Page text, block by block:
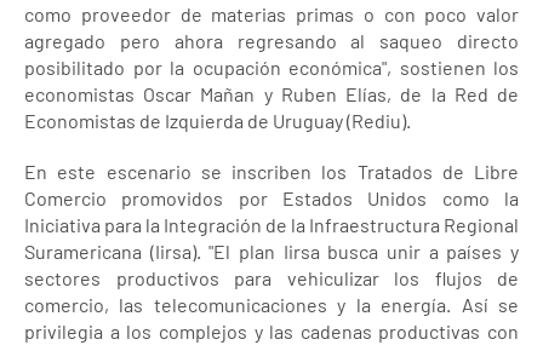
como proveedor de materias primas o con poco valor
agregado pero ahora regresando al saqueo directo
posibilitado por la ocupación económica", sostienen los
economistas Oscar Mañan y Ruben Elías, de la Red de
Economistas de Izquierda de Uruguay (Rediu).
En este escenario se inscriben los Tratados de Libre
Comercio promovidos por Estados Unidos como la
Iniciativa para la Integración de la Infraestructura Regional
Suramericana (Iirsa). "El plan Iirsa busca unir a países y
sectores productivos para vehiculizar los flujos de
comercio, las telecomunicaciones y la energía. Así se
privilegia a los complejos y las cadenas productivas con